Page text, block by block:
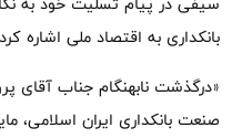
بانکداری به اقتصاد ملی اشاره
«درگذشت نابهنگام جناب آقای
صنعت بانکداری ایران اسلامی،